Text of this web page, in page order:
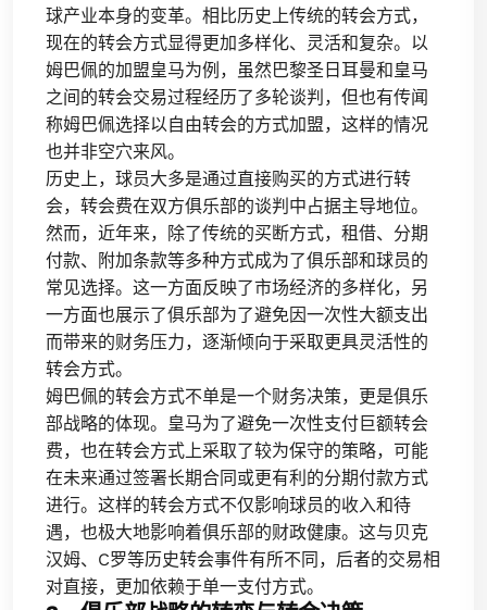
球产业本身的变革。相比历史上传统的转会方式，
现在的转会方式显得更加多样化、灵活和复杂。以
姆巴佩的加盟皇马为例，虽然巴黎圣日耳曼和皇马
之间的转会交易过程经历了多轮谈判，但也有传闻
称姆巴佩选择以自由转会的方式加盟，这样的情况
也并非空穴来风。
历史上，球员大多是通过直接购买的方式进行转
会，转会费在双方俱乐部的谈判中占据主导地位。
然而，近年来，除了传统的买断方式，租借、分期
付款、附加条款等多种方式成为了俱乐部和球员的
常见选择。这一方面反映了市场经济的多样化，另
一方面也展示了俱乐部为了避免因一次性大额支出
而带来的财务压力，逐渐倾向于采取更具灵活性的
转会方式。
姆巴佩的转会方式不单是一个财务决策，更是俱乐
部战略的体现。皇马为了避免一次性支付巨额转会
费，也在转会方式上采取了较为保守的策略，可能
在未来通过签署长期合同或更有利的分期付款方式
进行。这样的转会方式不仅影响球员的收入和待
遇，也极大地影响着俱乐部的财政健康。这与贝克
汉姆、C罗等历史转会事件有所不同，后者的交易相
对直接，更加依赖于单一支付方式。